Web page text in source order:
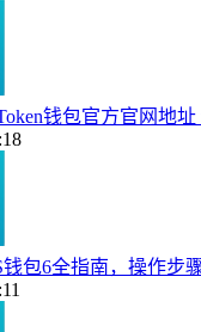
钱包官方官网地
钱包6全指南，操作步